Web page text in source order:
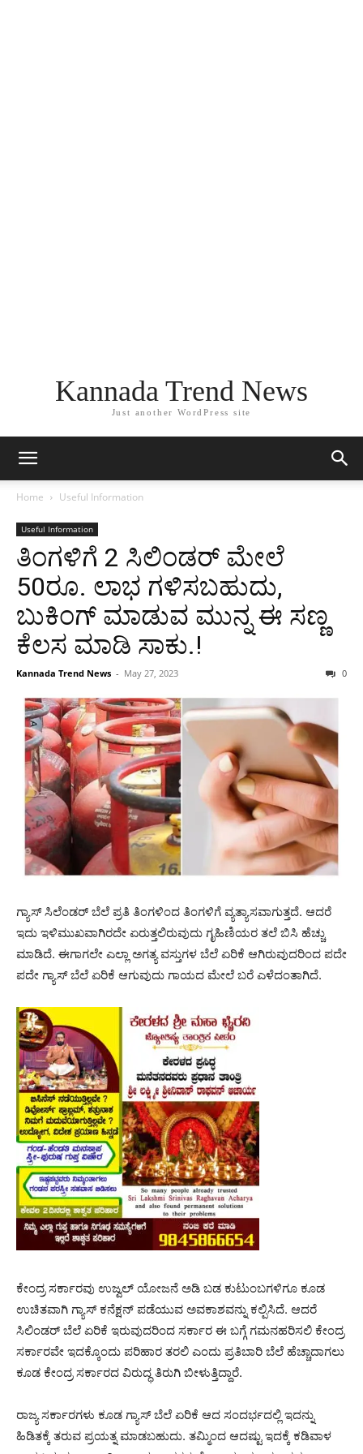
Kannada Trend News
Just another WordPress site
Home Useful Information
Useful Information
ತಿಂಗಳಿಗೆ 2 ಸಿಲಿಂಡರ್ ಮೇಲೆ
50ರೂ. ಲಾಭ ಗಳಿಸಬಹುದು,
ಬುಕಿಂಗ್ ಮಾಡುವ ಮುನ್ನ ಈ ಸಣ್ಣ
ಕೆಲಸ ಮಾಡಿ ಸಾಕು.!
Kannada Trend News - May 27, 2023 0
ಗ್ಯಾಸ್ ಸಿಲೆಂಡರ್ ಬೆಲೆ ಪ್ರತಿ ತಿಂಗಳಿಂದ ತಿಂಗಳಿಗೆ ವ್ಯತ್ಯಾಸವಾಗುತ್ತದೆ. ಆದರೆ
ಇದು ಇಳಿಮುಖವಾಗಿರದೇ ಏರುತ್ತಲಿರುವುದು ಗೃಹಿಣಿಯರ ತಲೆ ಬಿಸಿ ಹೆಚ್ಚು
ಮಾಡಿದೆ. ಈಗಾಗಲೇ ಎಲ್ಲಾ ಅಗತ್ಯ ವಸ್ತುಗಳ ಬೆಲೆ ಏರಿಕೆ ಆಗಿರುವುದರಿಂದ ಪದೇ
ಪದೇ ಗ್ಯಾಸ್ ಬೆಲೆ ಏರಿಕೆ ಆಗುವುದು ಗಾಯದ ಮೇಲೆ ಬರೆ ಎಳೆದಂತಾಗಿದೆ.
ಕೇಂದ್ರ ಸರ್ಕಾರವು ಉಜ್ವಲ್ ಯೋಜನೆ ಅಡಿ ಬಡ ಕುಟುಂಬಗಳಿಗೂ ಕೂಡ
ಉಚಿತವಾಗಿ ಗ್ಯಾಸ್ ಕನೆಕ್ಷನ್ ಪಡೆಯುವ ಅವಕಾಶವನ್ನು ಕಲ್ಪಿಸಿದೆ. ಆದರೆ
ಸಿಲಿಂಡರ್ ಬೆಲೆ ಏರಿಕೆ ಇರುವುದರಿಂದ ಸರ್ಕಾರ ಈ ಬಗ್ಗೆ ಗಮನಹರಿಸಲಿ ಕೇಂದ್ರ
ಸರ್ಕಾರವೇ ಇದಕ್ಕೊಂದು ಪರಿಹಾರ ತರಲಿ ಎಂದು ಪ್ರತಿಬಾರಿ ಬೆಲೆ ಹೆಚ್ಚಾದಾಗಲು
ಕೂಡ ಕೇಂದ್ರ ಸರ್ಕಾರದ ವಿರುದ್ಧ ತಿರುಗಿ ಬೀಳುತ್ತಿದ್ದಾರೆ.
ರಾಜ್ಯ ಸರ್ಕಾರಗಳು ಕೂಡ ಗ್ಯಾಸ್ ಬೆಲೆ ಏರಿಕೆ ಆದ ಸಂದರ್ಭದಲ್ಲಿ ಇದನ್ನು
ಹಿಡಿತಕ್ಕೆ ತರುವ ಪ್ರಯತ್ನ ಮಾಡಬಹುದು. ತಮ್ಮಿಂದ ಆದಷ್ಟು ಇದಕ್ಕೆ ಕಡಿವಾಳ